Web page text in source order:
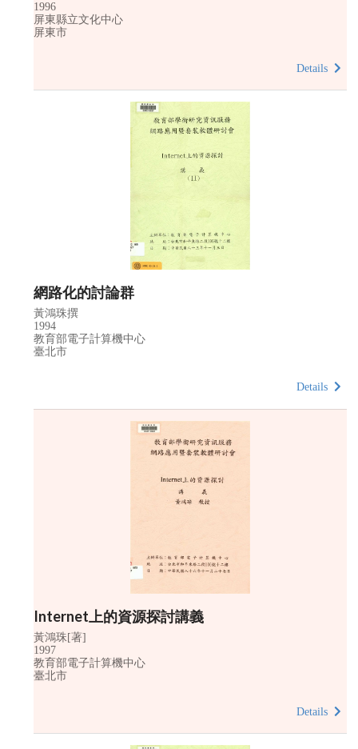
1996
屏東縣立文化中心
屏東市
Details
網路化的討論群
黃鴻珠撰
1994
教育部電子計算機中心
臺北市
Details
Internet上的資源探討講義
黃鴻珠[著]
1997
教育部電子計算機中心
臺北市
Details